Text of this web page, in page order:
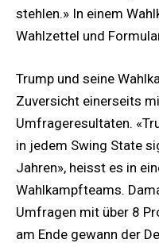
stehlen.» In einem
Wahlzettel und
Trump und seine
Zuversicht einerseits
Umfrageresultaten.
in jedem Swing State
Jahren», heisst es in
Wahlkampfteams.
Umfragen mit über 8
am Ende gewann der